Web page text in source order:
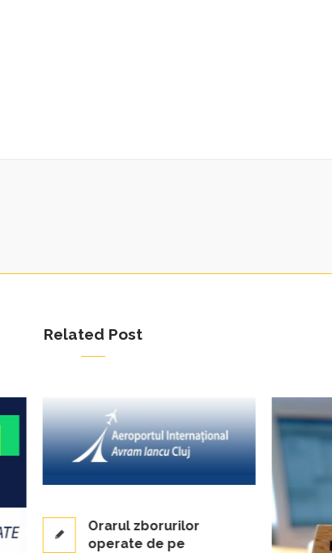
Related Post
Orarul zborurilor
operate de pe